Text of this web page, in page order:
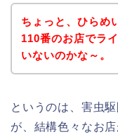
ちょっと、ひらめ
110番のお店でラ
いないのかな～。
というのは、害虫
が、結構色々なお